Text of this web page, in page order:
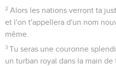
2 Alors les nations verront ta
et l'on t'appellera d'un nom
même.
3 Tu seras une couronne
un turban royal dans la main de